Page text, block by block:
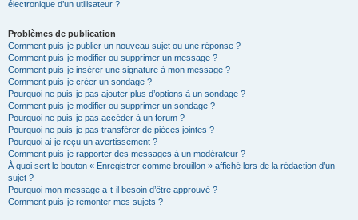
électronique d’un utilisateur ?
Problèmes de publication
Comment puis-je publier un nouveau sujet ou une réponse ?
Comment puis-je modifier ou supprimer un message ?
Comment puis-je insérer une signature à mon message ?
Comment puis-je créer un sondage ?
Pourquoi ne puis-je pas ajouter plus d’options à un sondage ?
Comment puis-je modifier ou supprimer un sondage ?
Pourquoi ne puis-je pas accéder à un forum ?
Pourquoi ne puis-je pas transférer de pièces jointes ?
Pourquoi ai-je reçu un avertissement ?
Comment puis-je rapporter des messages à un modérateur ?
À quoi sert le bouton « Enregistrer comme brouillon » affiché lors de la rédaction d’un
sujet ?
Pourquoi mon message a-t-il besoin d’être approuvé ?
Comment puis-je remonter mes sujets ?